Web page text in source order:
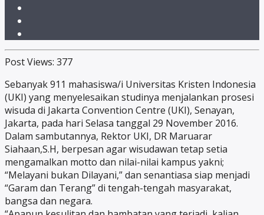
Post Views: 377
Sebanyak 911 mahasiswa/i Universitas Kristen Indonesia
(UKI) yang menyelesaikan studinya menjalankan prosesi
wisuda di Jakarta Convention Centre (UKI), Senayan,
Jakarta, pada hari Selasa tanggal 29 November 2016.
Dalam sambutannya, Rektor UKI, DR Maruarar
Siahaan,S.H, berpesan agar wisudawan tetap setia
mengamalkan motto dan nilai-nilai kampus yakni;
“Melayani bukan Dilayani,” dan senantiasa siap menjadi
“Garam dan Terang” di tengah-tengah masyarakat,
bangsa dan negara.